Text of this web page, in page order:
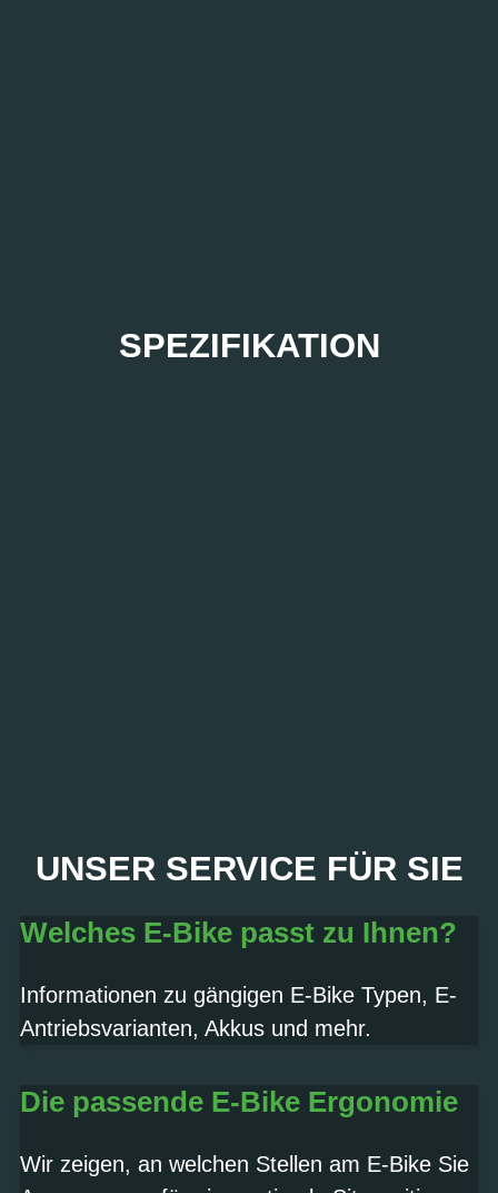
SPEZIFIKATION
PROBEFAHRT? JA,
UNSER SERVICE FÜR SIE
Welches E-Bike passt zu Ihnen?
Informationen zu gängigen E-Bike Typen, E-
Antriebsvarianten, Akkus und mehr.
Die passende E-Bike Ergonomie
Wir zeigen, an welchen Stellen am E-Bike Sie